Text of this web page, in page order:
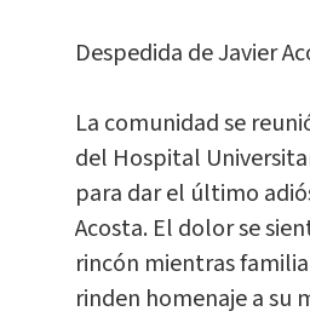
Despedida de Javier
La comunidad se
del Hospital
para dar el último
Acosta. El dolor se
rincón mientras
rinden homenaje a su